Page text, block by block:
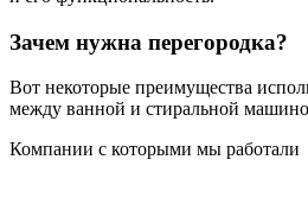
Зачем нужна перегородка?
Вот некоторые преимущества
между ванной и стиральной
Компании с которыми мы работали